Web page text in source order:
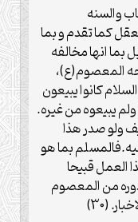
والسنه
کما تقدم و بما
بما انها مخالفه
المعصوم(ع)،
کانوا یبیعون
یبیعوه من غیره.
ولو صدر هذا
بما هو
قبیحا
من المعصوم
(30)